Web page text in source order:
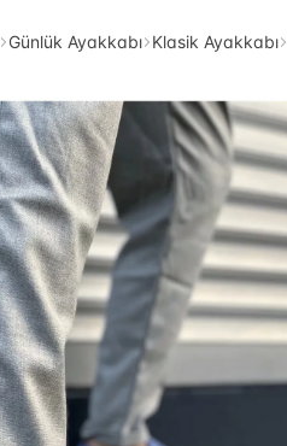
Günlük Ayakkabı Klasik Ayakkabı